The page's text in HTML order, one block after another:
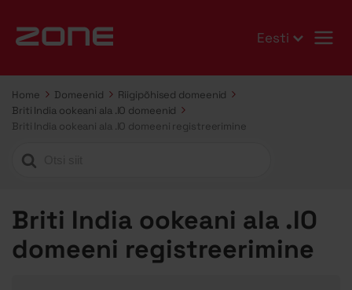
Eesti
Home Domeenid
Riigipõhised domeenid
Briti India ookeani ala .IO domeenid
Briti India ookeani ala .IO domeeni registreerimine
Search
Briti India ookeani ala .IO
domeeni registreerimine